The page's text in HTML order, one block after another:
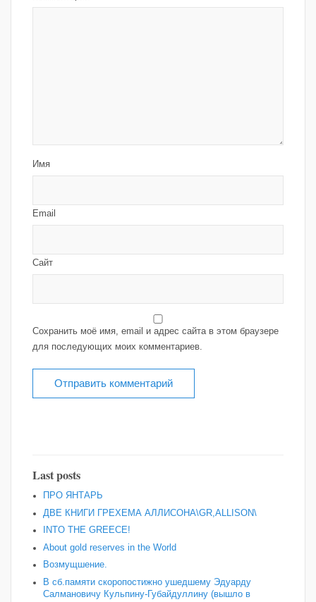
Имя
Email
Сайт
Сохранить моё имя, email и адрес сайта в этом браузере
для последующих моих комментариев.
Last posts
ПРО ЯНТАРЬ
ДВЕ КНИГИ ГРЕХЕМА АЛЛИСОНА\GR,ALLISON\
INTO THE GREECE!
About gold reserves in the World
Возмущшение.
В сб.памяти скоропостижно ушедшему Эдуарду
Салмановичу Кульпину-Губайдуллину (вышло в